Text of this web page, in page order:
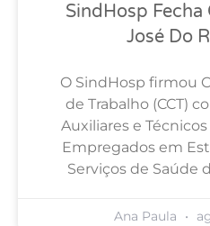
SindHosp Fecha
José Do
O SindHosp firmou
de Trabalho (CCT)
Auxiliares e
Empregados em
Serviços de Saúde
Ana Paula